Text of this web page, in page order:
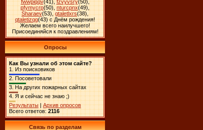
fwwpiqqv(41) fzvyvsry(50)
pfymycrp(50) nturcpnx(49)
Sharaev(53) gtaletlxrs(38)
qtaletizqg(43) с Днём рождения!
Желаем всего наилучшего!
Присоединяйся к поздравлениям!
Опросы
Как Вы узнали об этом сайте?
1. Из поисковиков
2. Посоветовали
3. На других пожарных сайтах
4. Я и сейчас не знаю ;)
Результаты | Архив опросов
Всего ответов: 2116
Связь по разделам